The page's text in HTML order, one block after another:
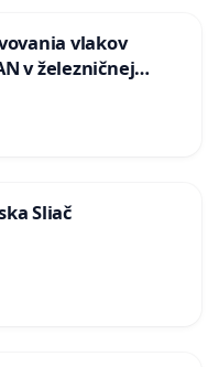
vlakov
v železničnej
Sliač